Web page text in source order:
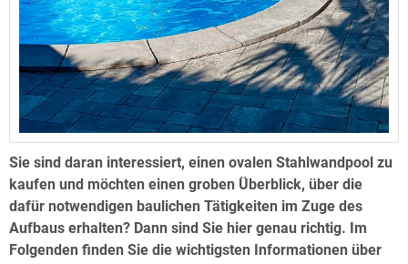
Sie sind daran interessiert, einen ovalen Stahlwandpool zu
kaufen und möchten einen groben Überblick, über die
dafür notwendigen baulichen Tätigkeiten im Zuge des
Aufbaus erhalten? Dann sind Sie hier genau richtig. Im
Folgenden finden Sie die wichtigsten Informationen über